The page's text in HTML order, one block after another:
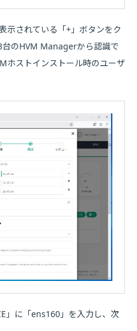
示されている「+」ボタンをク
台のHVM Managerから認識で
ホストインストール時のユーザ
」に「ens160」を入力し、次